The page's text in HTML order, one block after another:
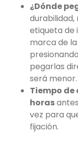
¿Dónde
etiqueta de
marca de
pegarlas
será menor.
Tiempo de
horas
vez para
fijación.